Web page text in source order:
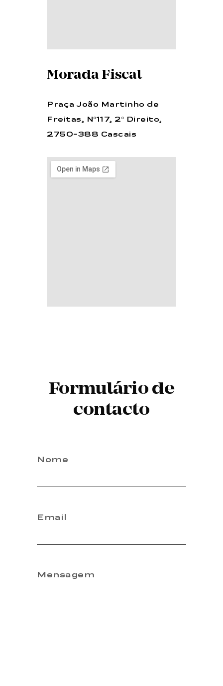
Morada Fiscal
Praça João Martinho de
Freitas, Nº117, 2º Direito,
2750-388 Cascais
Formulário de
contacto
Nome
Email
Mensagem